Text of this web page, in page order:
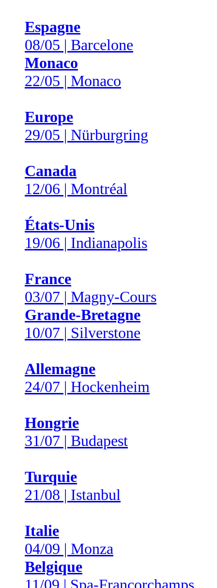
Espagne
08/05 | Barcelone
Monaco
22/05 | Monaco
Europe
29/05 | Nürburgring
Canada
12/06 | Montréal
États-Unis
19/06 | Indianapolis
France
03/07 | Magny-Cours
Grande-Bretagne
10/07 | Silverstone
Allemagne
24/07 | Hockenheim
Hongrie
31/07 | Budapest
Turquie
21/08 | Istanbul
Italie
04/09 | Monza
Belgique